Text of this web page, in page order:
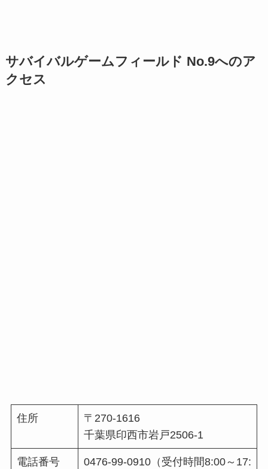
サバイバルゲームフィールド No.9へのア
クセス
住所
〒270-1616
千葉県印西市岩戸2506-1
電話番号 0476-99-0910（受付時間8:00～17: